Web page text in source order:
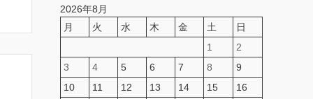
2026年8月
月
火 水 木 金 土
日
1
2
3
4 5 6 7 8
9
10
11 12 13 14 15 16